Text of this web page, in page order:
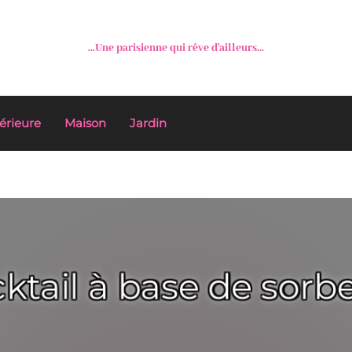
...Une parisienne qui rêve d'ailleurs...
Maison Jardin
à base de